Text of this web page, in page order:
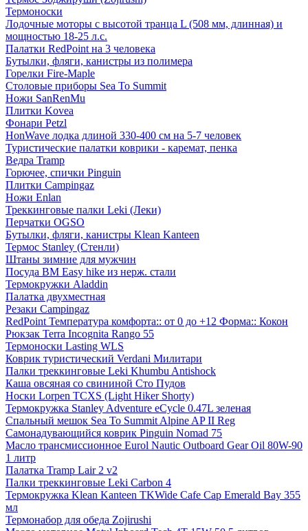
Термоноски
Лодочные моторы с высотой транца L (508 мм, длинная) и
мощностью 18-25 л.с.
Палатки RedPoint на 3 человека
Бутылки, фляги, канистры из полимера
Горелки Fire-Maple
Столовые приборы Sea To Summit
Ножи SanRenMu
Плитки Kovea
Фонари Petzl
HonWave лодка длиной 330-400 см на 5-7 человек
Туристические палатки коврики - каремат, пенка
Ведра Tramp
Горючее, спички Pinguin
Плитки Campingaz
Ножи Enlan
Треккинговые палки Leki (Леки)
Перчатки OGSO
Бутылки, фляги, канистры Klean Kanteen
Термос Stanley (Стенли)
Штаны зимние для мужчин
Посуда BM Easy hike из нерж. стали
Термокружки Aladdin
Палатка двухместная
Резаки Campingaz
RedPoint Температура комфорта:: от 0 до +12 Форма:: Кокон
Рюкзак Terra Incognita Rango 55
Термоноски Lasting WLS
Коврик туристический Verdani Милитари
Палки треккинговые Leki Khumbu Antishock
Каша овсяная со свининой Сто Пудов
Носки Lorpen TCXS (Light Hiker Shorty)
Термокружка Stanley Adventure eCycle 0.47L зеленая
Спальный мешок Sea To Summit Alpine AP II Reg
Самонадувающийся коврик Pinguin Nomad 75
Масло трансмиссионное Eurol Nautic Outboard Gear Oil 80W-90
1 литр
Палатка Tramp Lair 2 v2
Палки треккинговые Leki Carbon 4
Термокружка Klean Kanteen TKWide Cafe Cap Emerald Bay 355
мл
Термонабор для обеда Zojirushi